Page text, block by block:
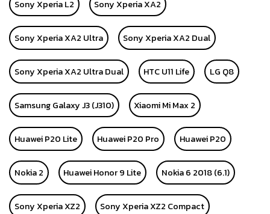
Sony Xperia L2 Sony Xperia XA2
Sony Xperia XA2 Ultra Sony Xperia XA2 Dual
Sony Xperia XA2 Ultra Dual HTC U11 Life LG Q8
Samsung Galaxy J3 (J310) Xiaomi Mi Max 2
Huawei P20 Lite Huawei P20 Pro Huawei P20
Nokia 2 Huawei Honor 9 Lite Nokia 6 2018 (6.1)
Sony Xperia XZ2 Sony Xperia XZ2 Compact